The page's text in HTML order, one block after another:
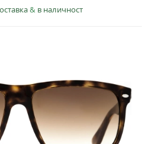
& в наличност